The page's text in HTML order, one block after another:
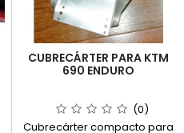
CUBRECÁRTER PARA KTM
690 ENDURO
(0)
Cubrecárter compacto para